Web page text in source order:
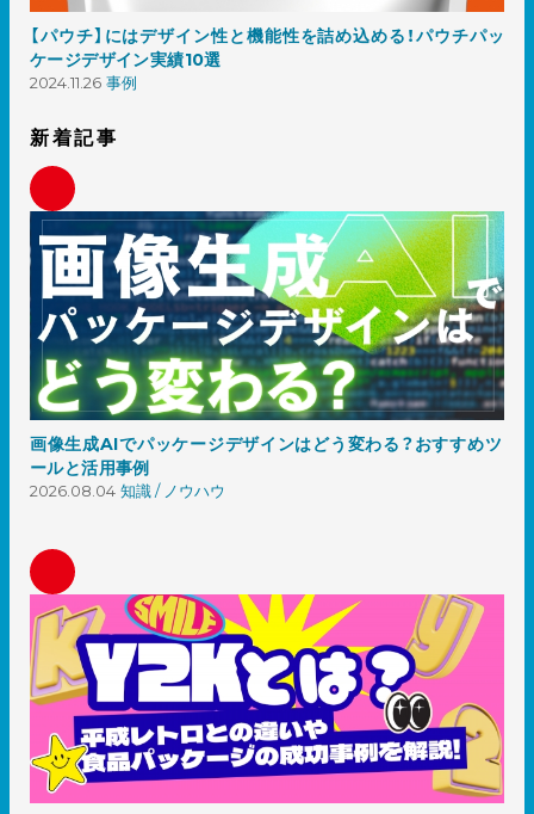
【パウチ】にはデザイン性と機能性を詰め込める！パウチパッ
ケージデザイン実績10選
2024.11.26 事例
新着記事
画像生成AIでパッケージデザインはどう変わる？おすすめツ
ールと活用事例
2026.08.04 知識 / ノウハウ